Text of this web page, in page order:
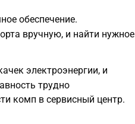
обеспечение.
вручную, и найти нужное
электроэнергии, и
трудно
комп в сервисный центр.